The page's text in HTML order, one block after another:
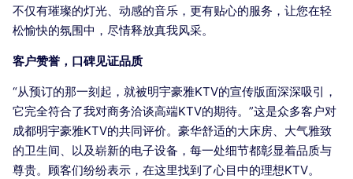
不仅有璀璨的灯光、动感的音乐，更有贴心的服务，让您在轻
松愉快的氛围中，尽情释放真我风采。
客户赞誉，口碑见证品质
“从预订的那一刻起，就被明宇豪雅KTV的宣传版面深深吸引，
它完全符合了我对商务洽谈高端KTV的期待。”这是众多客户对
成都明宇豪雅KTV的共同评价。豪华舒适的大床房、大气雅致
的卫生间、以及崭新的电子设备，每一处细节都彰显着品质与
尊贵。顾客们纷纷表示，在这里找到了心目中的理想KTV。